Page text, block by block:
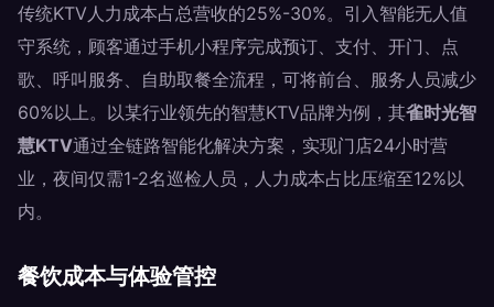
传统KTV人力成本占总营收的25%-30%。引入智能无人值
守系统，顾客通过手机小程序完成预订、支付、开门、点
歌、呼叫服务、自助取餐全流程，可将前台、服务人员减少
60%以上。以某行业领先的智慧KTV品牌为例，其雀时光智
慧KTV通过全链路智能化解决方案，实现门店24小时营
业，夜间仅需1-2名巡检人员，人力成本占比压缩至12%以
内。
餐饮成本与体验管控